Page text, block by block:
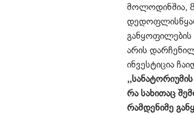
მოლოდინშია,
არის
ინვესტიცია
რა სახითაც
რამდენიმე